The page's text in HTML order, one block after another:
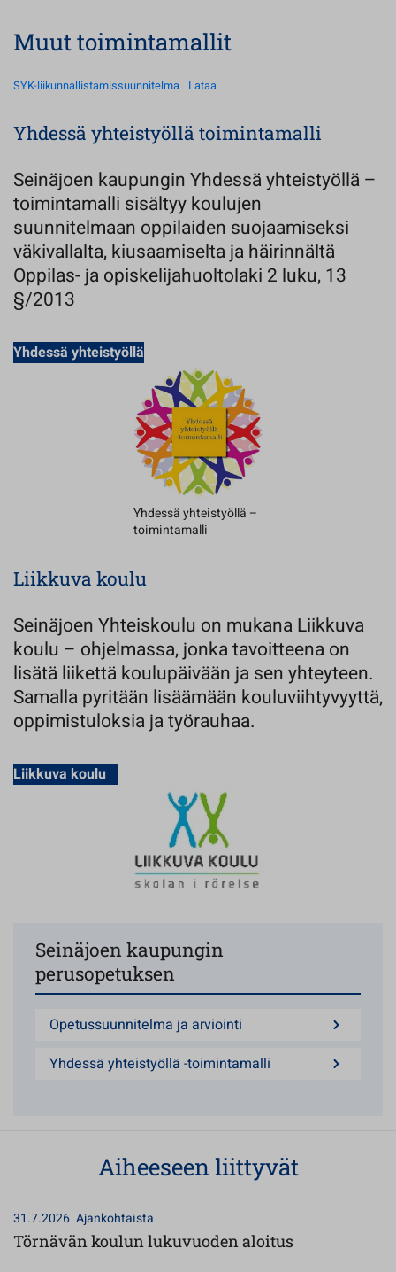
Muut toimintamallit
SYK-liikunnallistamissuunnitelma Lataa
Yhdessä yhteistyöllä toimintamalli
Seinäjoen kaupungin Yhdessä yhteistyöllä –
toimintamalli sisältyy koulujen
suunnitelmaan oppilaiden suojaamiseksi
väkivallalta, kiusaamiselta ja häirinnältä
Oppilas- ja opiskelijahuoltolaki 2 luku, 13
§/2013
Yhdessä yhteistyöllä
Yhdessä yhteistyöllä –
toimintamalli
Liikkuva koulu
Seinäjoen Yhteiskoulu on mukana Liikkuva
koulu – ohjelmassa, jonka tavoitteena on
lisätä liikettä koulupäivään ja sen yhteyteen.
Samalla pyritään lisäämään kouluviihtyvyyttä,
oppimistuloksia ja työrauhaa.
Liikkuva koulu
Seinäjoen kaupungin
perusopetuksen
Opetussuunnitelma ja arviointi
Yhdessä yhteistyöllä -toimintamalli
Aiheeseen liittyvät
31.7.2026 Ajankohtaista
Törnävän koulun lukuvuoden aloitus